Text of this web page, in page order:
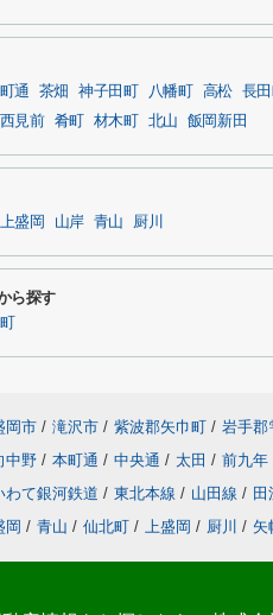
通 茶畑 神子田町 八幡町 高松 長田
西見前 肴町 材木町 北山 飯岡新田
上盛岡 山岸 青山 厨川
ら探す
岡市 / 滝沢市 / 紫波郡矢巾町 / 岩手郡
中野 / 本町通 / 中央通 / 太田 / 前九年
わて銀河鉄道 / 東北本線 / 山田線 / 田
岡 / 青山 / 仙北町 / 上盛岡 / 厨川 / 矢